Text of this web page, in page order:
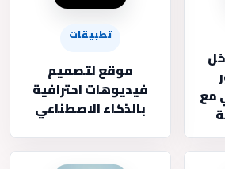
مع
تطبيقات
موقع لتصميم
فيديوهات احترافية
بالذكاء الاصطناعي